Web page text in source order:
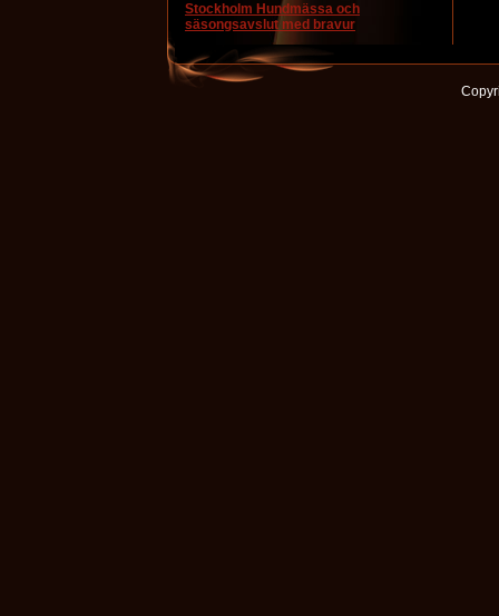
Stockholm Hundmässa och
säsongsavslut med bravur